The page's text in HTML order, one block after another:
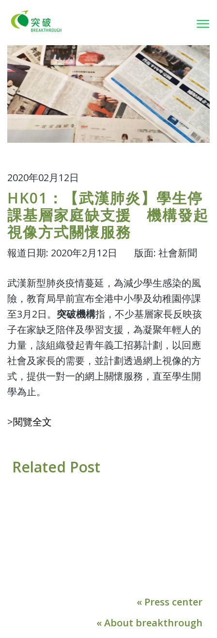
2020年02月12日
HK01：【武漢肺炎】學生停
課基層家庭缺支援 機構發起
視像方式關懷服務
報道日期: 2020年2月12日 版面: 社會新聞
武漢新型肺炎疫情蔓延，為減少學生感染的風
險，教育局早前宣布全港中小學及幼稚園停課
至3月2日。 突破機構指，不少基層家長反映孩
子在家缺乏陪伴及學習支援，為凝聚年輕人的
力量，該組織發起青年義工招募計劃，以回應
社會及家長的需要，並計劃透過網上視像的方
式，提供一對一的網上關懷服務，直至學生開
學為止。
>閱覽全文
Related Post
« Press center
« About breakthrough